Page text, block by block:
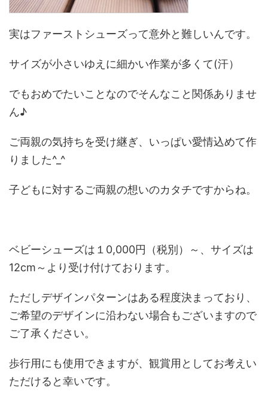
実はファーストシューズって意外と難しいんです。
サイズが小さいゆえに細かい作業が多くて(汗）
でもおめでたいことなのでそんなこと関係ありませ
ん♪
ご両親の気持ちを受け継ぎ、いっぱい愛情込めて作
りました^_^
子どもに対するご両親の想いのカタチですからね。
ベビーシューズは１0,000円（税別）～、サイズは
12cm～より受け付けております。
ただしデザインパターンはある程度決まっており、
ご希望のデザインに沿わない場合もございますので
ご了承ください。
歩行用にも使用できますが、観賞用としてお考えい
ただけると幸いです。